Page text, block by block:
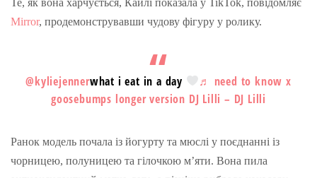
Mirror, продемонструвавши чудову фігуру у ролику.
@kyliejennerwhat i eat in a day
♬ need to know x
goosebumps longer version DJ Lilli – DJ Lilli
Ранок модель почала із йогурту та мюслі у поєднанні із
чорницею, полуницею та гілочкою м’яти. Вона пила